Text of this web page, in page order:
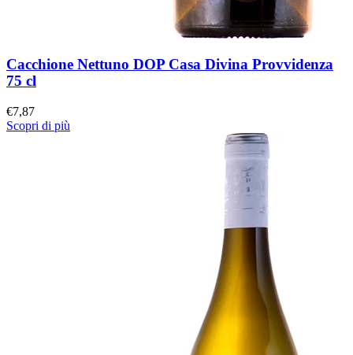
Cacchione Nettuno DOP Casa Divina Provvidenza
75 cl
€7,87
Scopri di più